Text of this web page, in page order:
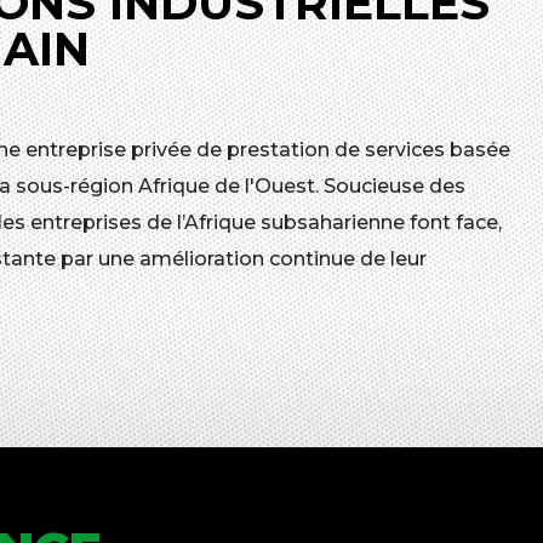
entreprise privée de prestation de services basée
sous-région Afrique de l'Ouest. Soucieuse des
entreprises de l’Afrique subsaharienne font face,
par une amélioration continue de leur